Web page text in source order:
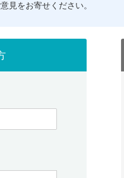
見をお寄せください。